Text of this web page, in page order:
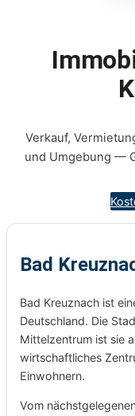
Verkauf,
und Umgebung —
Bad
Bad Kreuznach ist
Deutschland. Die
Mittelzentrum ist sie
wirtschaftliches
Einwohnern.
Vom